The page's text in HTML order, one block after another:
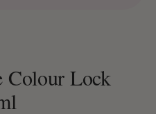
Colour Lock